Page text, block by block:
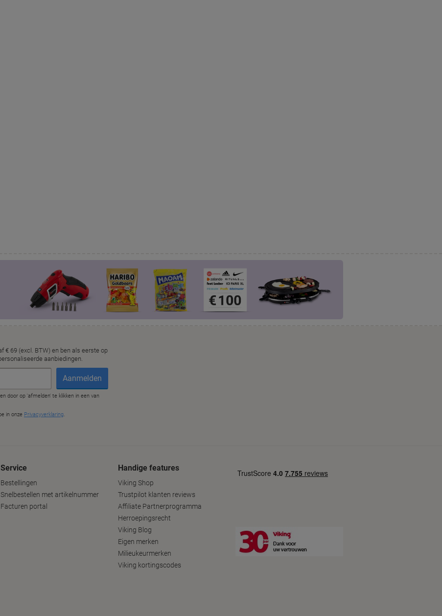
Service
Bestellingen
Snelbestellen met artikelnummer
Facturen portal
Handige features
Viking Shop
Trustpilot klanten reviews
Affiliate Partnerprogramma
Herroepingsrecht
Viking Blog
Eigen merken
Milieukeurmerken
Viking kortingscodes